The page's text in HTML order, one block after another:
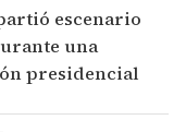
escenario
una
presidencial